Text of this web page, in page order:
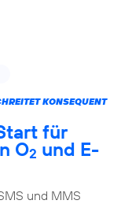
KONSEQUENT
für
O2 und E-
und MMS